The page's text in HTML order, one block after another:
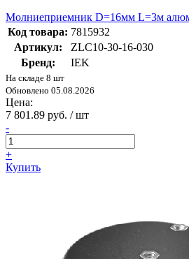
Молниеприемник D=16мм L=3м
Код товара: 7815932
Артикул:
ZLC10-30-16-030
Бренд:
IEK
На складе 8 шт
Обновлено 05.08.2026
Цена:
7 801.89 руб. / шт
-
+
Купить